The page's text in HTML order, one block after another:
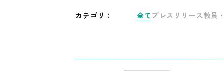
カテゴリ： 全て プレスリリース教員